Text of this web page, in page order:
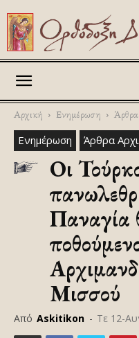
Αρχική Ενημέρωση
Ενημέρωση Άρθρα
Οι
Παναγία
Μισσού
Από Askitikon - Τε 12-